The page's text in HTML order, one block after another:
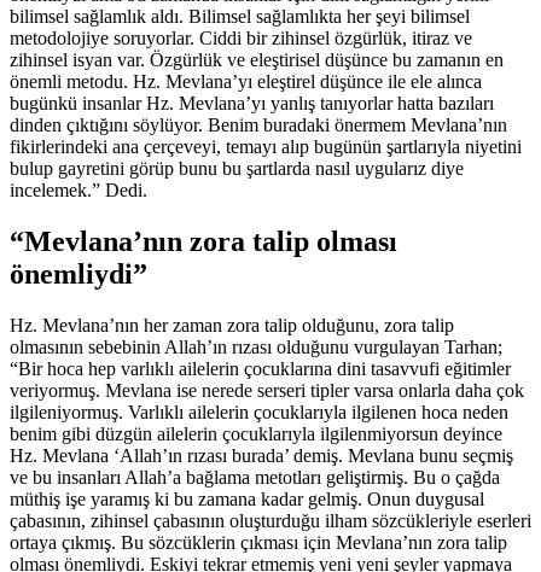
bilimsel sağlamlık aldı. Bilimsel sağlamlıkta her şeyi bilimsel
metodolojiye soruyorlar. Ciddi bir zihinsel özgürlük, itiraz ve
zihinsel isyan var. Özgürlük ve eleştirisel düşünce bu zamanın en
önemli metodu. Hz. Mevlana’yı eleştirel düşünce ile ele alınca
bugünkü insanlar Hz. Mevlana’yı yanlış tanıyorlar hatta bazıları
dinden çıktığını söylüyor. Benim buradaki önermem Mevlana’nın
fikirlerindeki ana çerçeveyi, temayı alıp bugünün şartlarıyla niyetini
bulup gayretini görüp bunu bu şartlarda nasıl uygularız diye
incelemek.” Dedi.
“Mevlana’nın zora talip olması
önemliydi”
Hz. Mevlana’nın her zaman zora talip olduğunu, zora talip
olmasının sebebinin Allah’ın rızası olduğunu vurgulayan Tarhan;
“Bir hoca hep varlıklı ailelerin çocuklarına dini tasavvufi eğitimler
veriyormuş. Mevlana ise nerede serseri tipler varsa onlarla daha çok
ilgileniyormuş. Varlıklı ailelerin çocuklarıyla ilgilenen hoca neden
benim gibi düzgün ailelerin çocuklarıyla ilgilenmiyorsun deyince
Hz. Mevlana ‘Allah’ın rızası burada’ demiş. Mevlana bunu seçmiş
ve bu insanları Allah’a bağlama metotları geliştirmiş. Bu o çağda
müthiş işe yaramış ki bu zamana kadar gelmiş. Onun duygusal
çabasının, zihinsel çabasının oluşturduğu ilham sözcükleriyle eserleri
ortaya çıkmış. Bu sözcüklerin çıkması için Mevlana’nın zora talip
olması önemliydi. Eskiyi tekrar etmemiş yeni yeni şeyler yapmaya